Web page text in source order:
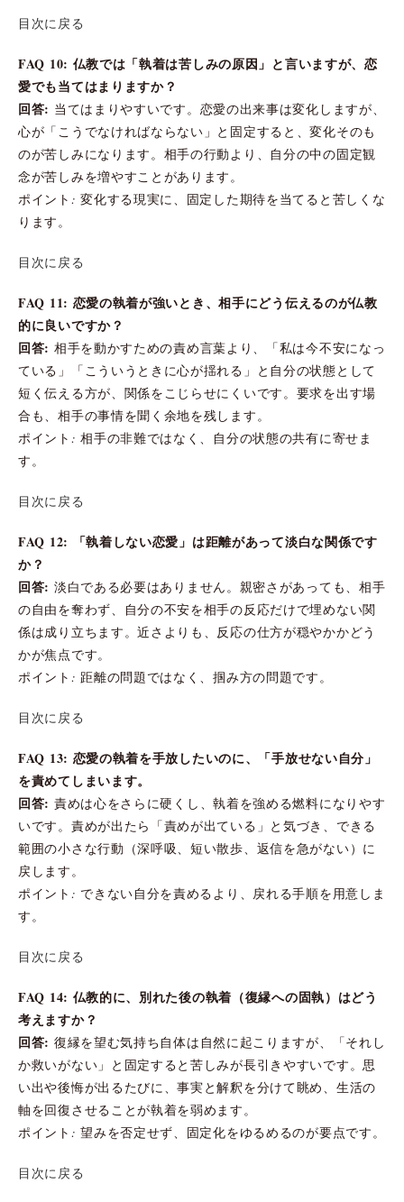
目次に戻る
FAQ 10: 仏教では「執着は苦しみの原因」と言いますが、恋
愛でも当てはまりますか？
回答: 当てはまりやすいです。恋愛の出来事は変化しますが、
心が「こうでなければならない」と固定すると、変化そのも
のが苦しみになります。相手の行動より、自分の中の固定観
念が苦しみを増やすことがあります。
ポイント: 変化する現実に、固定した期待を当てると苦しくな
ります。
目次に戻る
FAQ 11: 恋愛の執着が強いとき、相手にどう伝えるのが仏教
的に良いですか？
回答: 相手を動かすための責め言葉より、「私は今不安になっ
ている」「こういうときに心が揺れる」と自分の状態として
短く伝える方が、関係をこじらせにくいです。要求を出す場
合も、相手の事情を聞く余地を残します。
ポイント: 相手の非難ではなく、自分の状態の共有に寄せま
す。
目次に戻る
FAQ 12: 「執着しない恋愛」は距離があって淡白な関係です
か？
回答: 淡白である必要はありません。親密さがあっても、相手
の自由を奪わず、自分の不安を相手の反応だけで埋めない関
係は成り立ちます。近さよりも、反応の仕方が穏やかかどう
かが焦点です。
ポイント: 距離の問題ではなく、掴み方の問題です。
目次に戻る
FAQ 13: 恋愛の執着を手放したいのに、「手放せない自分」
を責めてしまいます。
回答: 責めは心をさらに硬くし、執着を強める燃料になりやす
いです。責めが出たら「責めが出ている」と気づき、できる
範囲の小さな行動（深呼吸、短い散歩、返信を急がない）に
戻します。
ポイント: できない自分を責めるより、戻れる手順を用意しま
す。
目次に戻る
FAQ 14: 仏教的に、別れた後の執着（復縁への固執）はどう
考えますか？
回答: 復縁を望む気持ち自体は自然に起こりますが、「それし
か救いがない」と固定すると苦しみが長引きやすいです。思
い出や後悔が出るたびに、事実と解釈を分けて眺め、生活の
軸を回復させることが執着を弱めます。
ポイント: 望みを否定せず、固定化をゆるめるのが要点です。
目次に戻る